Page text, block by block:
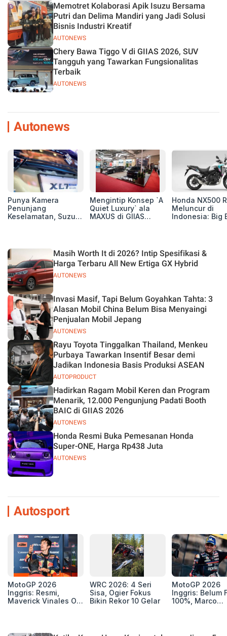
AUTONEWS
Memotret Kolaborasi Apik Isuzu Bersama
Putri dan Delima Mandiri yang Jadi Solusi
Bisnis Industri Kreatif
AUTONEWS
Chery Bawa Tiggo V di GIIAS 2026, SUV
Tangguh yang Tawarkan Fungsionalitas
Terbaik
Autonews
Punya Kamera
Penunjang
Keselamatan, Suzuki
Mengintip Konsep `A
Quiet Luxury` ala
MAXUS di GIIAS
Honda NX500
Meluncur di
Indonesia: Big
Juta
AUTONEWS
Masih Worth It di 2026? Intip Spesifikasi &
Harga Terbaru All New Ertiga GX Hybrid
AUTONEWS
Invasi Masif, Tapi Belum Goyahkan Tahta: 3
Alasan Mobil China Belum Bisa Menyaingi
Penjualan Mobil Jepang
AUTOPRODUCT
Rayu Toyota Tinggalkan Thailand, Menkeu
Purbaya Tawarkan Insentif Besar demi
Jadikan Indonesia Basis Produksi ASEAN
AUTONEWS
Hadirkan Ragam Mobil Keren dan Program
Menarik, 12.000 Pengunjung Padati Booth
BAIC di GIIAS 2026
AUTONEWS
Honda Resmi Buka Pemesanan Honda
Super-ONE, Harga Rp438 Juta
Autosport
MotoGP 2026
Inggris: Resmi,
Maverick Vinales Out
Selanjutnya Belum
WRC 2026: 4 Seri
Sisa, Ogier Fokus
Bikin Rekor 10 Gelar
MotoGP 2026
Inggris: Belum
100%, Marco